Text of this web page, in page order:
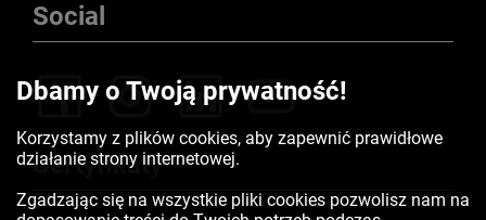
Social
Certyfikaty
Dbamy o Twoją prywatność!
Korzystamy z plików cookies, aby zapewnić prawidłowe
działanie strony internetowej.
Zgadzając się na wszystkie pliki cookies pozwolisz nam na